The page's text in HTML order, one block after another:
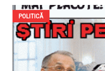
POLITICĂ